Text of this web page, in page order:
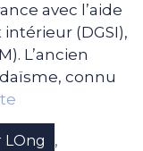
avec l’aide
(DGSI),
L’ancien
connu
LOng ,